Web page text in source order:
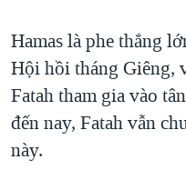
QUAN HỆ VIỆT MỸ
Hamas là phe thắng
Hội hồi tháng Giêng,
Fatah tham gia vào
đến nay, Fatah vẫn
này.